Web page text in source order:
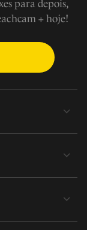
para depois,
+ hoje!